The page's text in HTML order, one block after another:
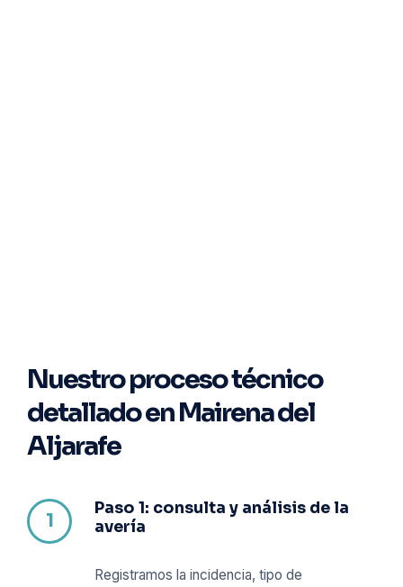
Nuestro proceso técnico
detallado en Mairena del
Aljarafe
Paso 1: consulta y análisis de la
avería
Registramos la incidencia, tipo de